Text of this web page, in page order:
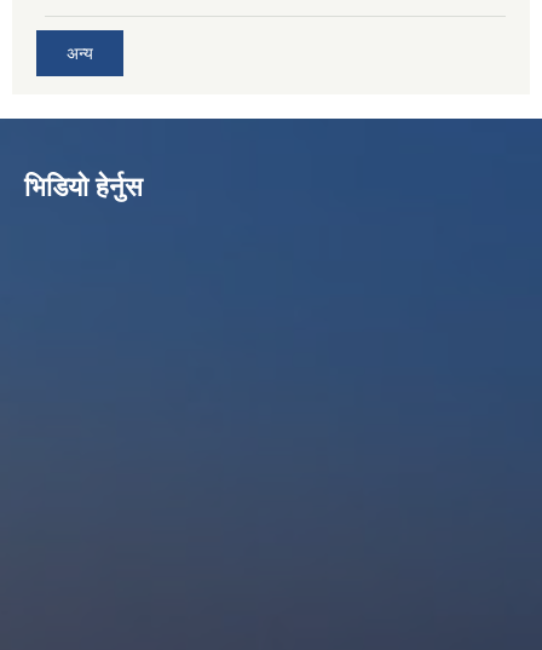
अन्य
भिडियो हेर्नुस